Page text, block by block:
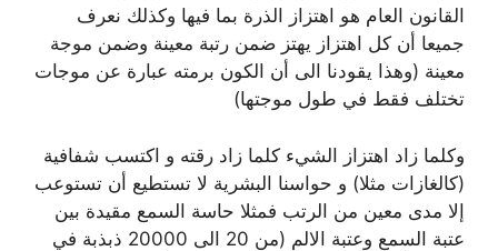
القانون العام هو اهتزاز الذرة بما فيها وكذلك نعرف
جميعا أن كل اهتزاز يهتز ضمن رتبة معينة وضمن موجة
معينة (وهذا يقودنا الى أن الكون برمته عبارة عن موجات
تختلف فقط في طول موجتها)
وكلما زاد اهتزاز الشيء كلما زاد رقته و اكتسب شفافية
(كالغازات مثلا) و حواسنا البشرية لا تستطيع أن تستوعب
إلا مدى معين من الرتب فمثلا حاسة السمع مقيدة بين
عتبة السمع وعتبة الالم (من 20 الى 20000 ذبذبة في